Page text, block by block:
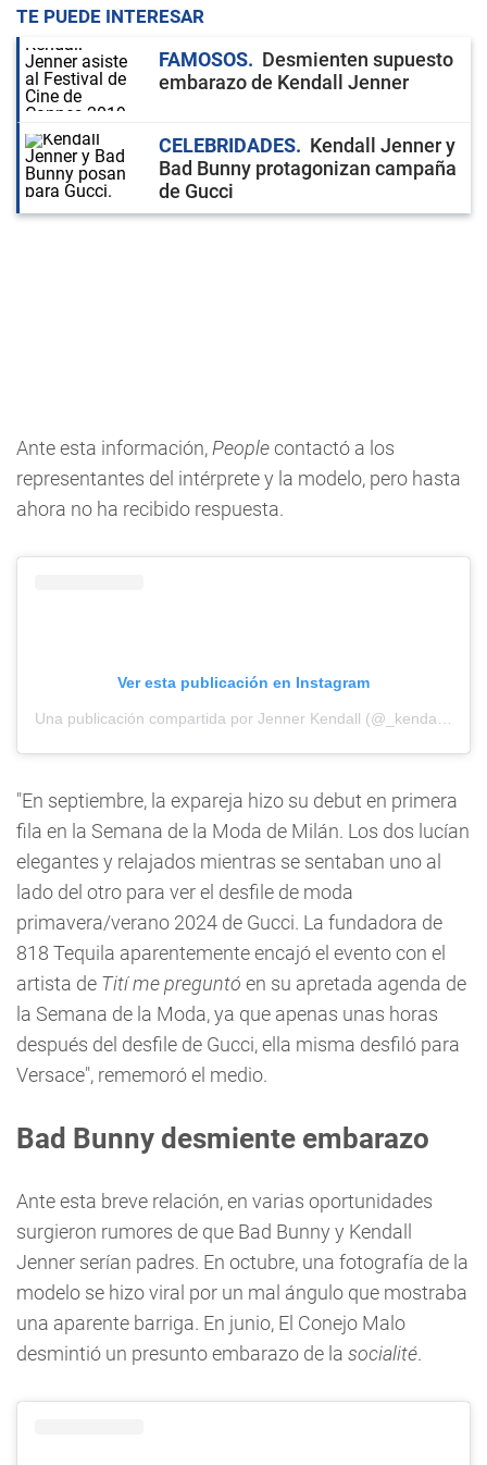
TE PUEDE INTERESAR
FAMOSOS
Desmienten supuesto
embarazo de Kendall Jenner
CELEBRIDADES
Kendall Jenner y
Bad Bunny protagonizan campaña
de Gucci
Ante esta información, Peoplecontactó a los
representantes del intérprete y la modelo, pero hasta
ahora no ha recibido respuesta.
Ver esta publicación en Instagram
"En septiembre, la expareja hizo su debut en primera
fila en la Semana de la Moda de Milán. Los dos lucían
elegantes y relajados mientras se sentaban uno al
lado del otro para ver el desfile de moda
primavera/verano 2024 de Gucci. La fundadora de
818 Tequila aparentemente encajó el evento con el
artista de Tití me preguntó en su apretada agenda de
la Semana de la Moda, ya que apenas unas horas
después del desfile de Gucci, ella misma desfiló para
Versace", rememoró el medio.
Bad Bunny desmiente embarazo
Ante esta breve relación, en varias oportunidades
surgieron rumores de que Bad Bunny y Kendall
Jenner serían padres. En octubre, una fotografía de la
modelo se hizo viral por un mal ángulo que mostraba
una aparente barriga. En junio, El Conejo Malo
desmintió un presunto embarazo de la socialité.